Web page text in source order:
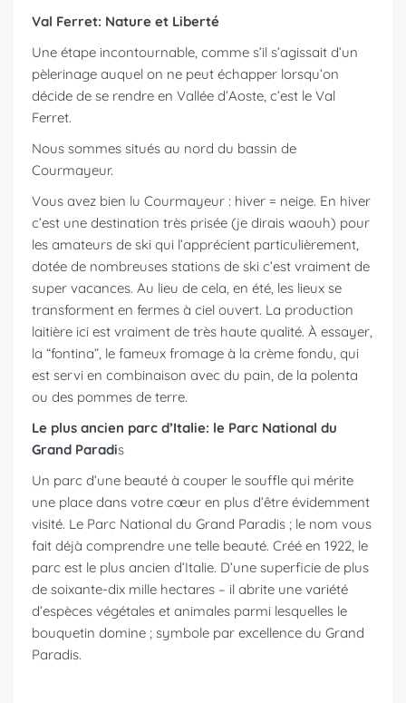
Val Ferret: Nature et Liberté
Une étape incontournable, comme s’il s’agissait d’un
pèlerinage auquel on ne peut échapper lorsqu’on
décide de se rendre en Vallée d’Aoste, c’est le Val
Ferret.
Nous sommes situés au nord du bassin de
Courmayeur.
Vous avez bien lu Courmayeur : hiver = neige. En hiver
c’est une destination très prisée (je dirais waouh) pour
les amateurs de ski qui l’apprécient particulièrement,
dotée de nombreuses stations de ski c’est vraiment de
super vacances. Au lieu de cela, en été, les lieux se
transforment en fermes à ciel ouvert. La production
laitière ici est vraiment de très haute qualité. À essayer,
la “fontina”, le fameux fromage à la crème fondu, qui
est servi en combinaison avec du pain, de la polenta
ou des pommes de terre.
Le plus ancien parc d’Italie: le Parc National du
Grand Paradis
Un parc d’une beauté à couper le souffle qui mérite
une place dans votre cœur en plus d’être évidemment
visité. Le Parc National du Grand Paradis ; le nom vous
fait déjà comprendre une telle beauté. Créé en 1922, le
parc est le plus ancien d’Italie. D’une superficie de plus
de soixante-dix mille hectares – il abrite une variété
d’espèces végétales et animales parmi lesquelles le
bouquetin domine ; symbole par excellence du Grand
Paradis.